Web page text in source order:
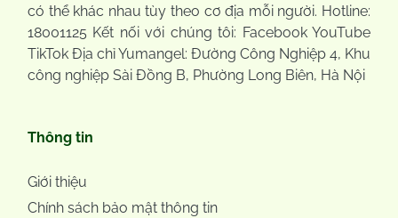
có thể khác nhau tùy theo cơ địa mỗi người. Hotline:
18001125 Kết nối với chúng tôi: Facebook YouTube
TikTok Địa chỉ Yumangel: Đường Công Nghiệp 4, Khu
công nghiệp Sài Đồng B, Phường Long Biên, Hà Nội
Thông tin
Giới thiệu
Chính sách bảo mật thông tin